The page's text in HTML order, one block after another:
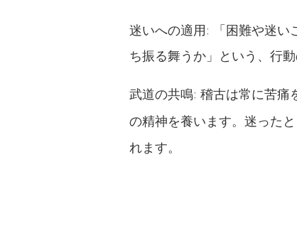
迷いへの適用: 「困難や迷い
ち振る舞うか」という、行
武道の共鳴: 稽古は常に苦痛
の精神を養います。迷った
れます。